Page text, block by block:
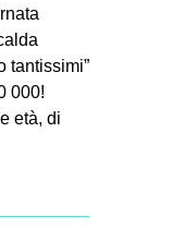
tantissimi”
000!
età, di